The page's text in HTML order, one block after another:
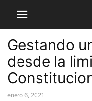
Gestando
desde la
enero 6, 2021